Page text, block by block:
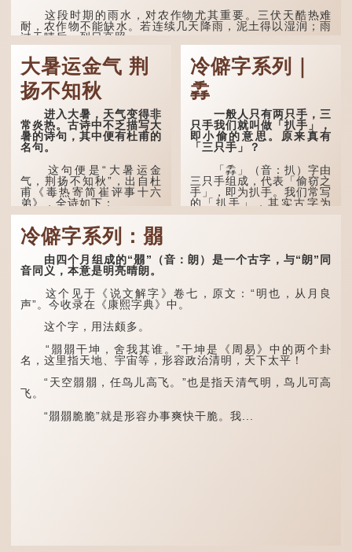
这段时期的雨水，对农作物尤其重要。三伏天酷热难
耐，农作物不能缺水。若连续几天降雨，泥土得以湿润；雨
过天晴后，烈日高照...
大暑运金气 荆
扬不知秋
进入大暑，天气变得非
常炎热。古诗中不乏描写大
暑的诗句，其中便有杜甫的
名句。
这句便是“大暑运金
气，荆扬不知秋”，出自杜
甫《毒热寄简崔评事十六
弟》，全诗如下：
大暑运金气，荆扬不知
秋。
林下有塌翼，水中无行
舟。
五行当中“金”对应秋
季，代表凉爽肃杀之
气。“运”是“运行”，描写大
暑的酷热阻碍了金气的流
“荆扬”指荆州（湖北）
和扬州（江苏），泛指长江
中下游地区，“...
冷僻字系列｜
掱
一般人只有两只手，三
只手我们就叫做「扒手」，
即小偷的意思。原来真有
「三只手」？
「掱」（音：扒）字由
三只手组成，代表「偷窃之
手」，即为扒手。我们常写
的「扒手」，其实古字为
「掱手」。
人呼翦绺贼曰掱手，犹言扒
手也，亦曰瘪三码子。」
其中「翦绺」即剪断他
人衣带以窃取钱物，是小偷
冷僻字系列：朤
由四个月组成的“朤”（音：朗）是一个古字，与“朗”同
音同义，本意是明亮晴朗。
这个见于《说文解字》卷七，原文：“明也，从月良
声”。今收录在《康熙字典》中。
这个字，用法颇多。
“朤朤干坤，舍我其谁。”干坤是《周易》中的两个卦
名，这里指天地、宇宙等，形容政治清明，天下太平！
“天空朤朤，任鸟儿高飞。”也是指天清气明，鸟儿可高
飞。
“朤朤脆脆”就是形容办事爽快干脆。我...